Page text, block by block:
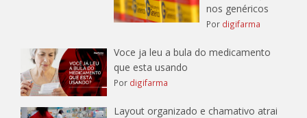
nos genéricos
Por digifarma
Voce ja leu a bula do medicamento
que esta usando
Por digifarma
Layout organizado e chamativo atrai